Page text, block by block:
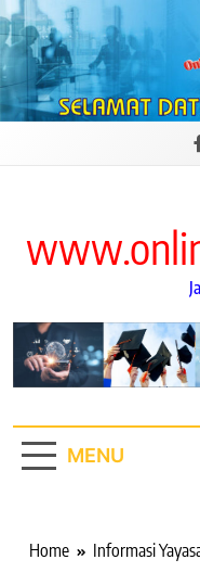
Skip
to
content
MENU
Home Informasi